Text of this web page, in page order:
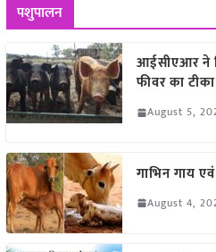
पशुपालन
आईसीएआर ने
फीवर का टीका
August 5,
गाभिन गाय
August 4,